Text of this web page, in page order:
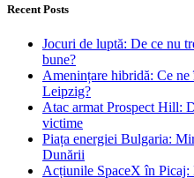
Recent Posts
Jocuri de luptă: De ce nu
bune?
Amenințare hibridă: Ce
Leipzig?
Atac armat Prospect Hill:
victime
Piața energiei Bulgaria:
Dunării
Acțiunile SpaceX în